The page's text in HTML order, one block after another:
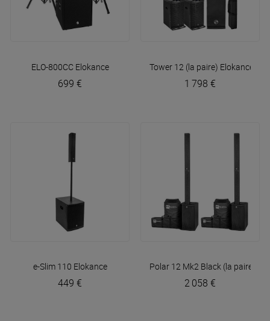
ELO-800CC Elokance
699 €
Tower 12 (la paire) Elokance
1 798 €
e-Slim 110 Elokance
449 €
Polar 12 Mk2 Black (la paire) +
2 058 €